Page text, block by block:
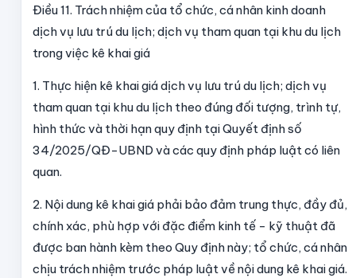
Điều 11. Trách nhiệm của tổ chức, cá nhân kinh doanh
dịch vụ lưu trú du lịch; dịch vụ tham quan tại khu du lịch
trong việc kê khai giá
1. Thực hiện kê khai giá dịch vụ lưu trú du lịch; dịch vụ
tham quan tại khu du lịch theo đúng đối tượng, trình tự,
hình thức và thời hạn quy định tại Quyết định số
34/2025/QĐ-UBND và các quy định pháp luật có liên
quan.
2. Nội dung kê khai giá phải bảo đảm trung thực, đầy đủ,
chính xác, phù hợp với đặc điểm kinh tế - kỹ thuật đã
được ban hành kèm theo Quy định này; tổ chức, cá nhân
chịu trách nhiệm trước pháp luật về nội dung kê khai giá.